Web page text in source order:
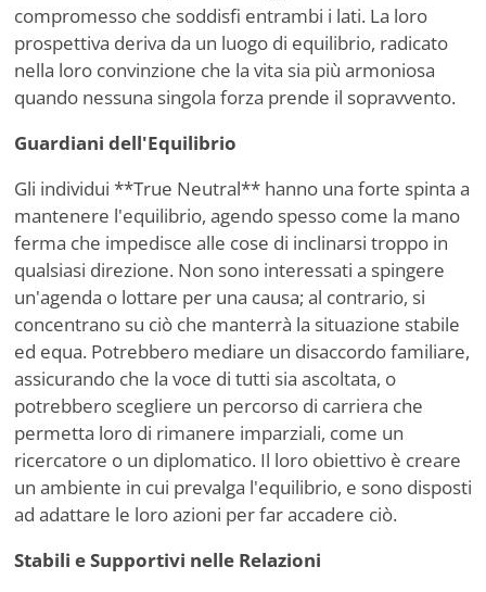
compromesso che soddisfi entrambi i lati. La loro
prospettiva deriva da un luogo di equilibrio, radicato
nella loro convinzione che la vita sia più armoniosa
quando nessuna singola forza prende il sopravvento.
Guardiani dell'Equilibrio
Gli individui **True Neutral** hanno una forte spinta a
mantenere l'equilibrio, agendo spesso come la mano
ferma che impedisce alle cose di inclinarsi troppo in
qualsiasi direzione. Non sono interessati a spingere
un'agenda o lottare per una causa; al contrario, si
concentrano su ciò che manterrà la situazione stabile
ed equa. Potrebbero mediare un disaccordo familiare,
assicurando che la voce di tutti sia ascoltata, o
potrebbero scegliere un percorso di carriera che
permetta loro di rimanere imparziali, come un
ricercatore o un diplomatico. Il loro obiettivo è creare
un ambiente in cui prevalga l'equilibrio, e sono disposti
ad adattare le loro azioni per far accadere ciò.
Stabili e Supportivi nelle Relazioni